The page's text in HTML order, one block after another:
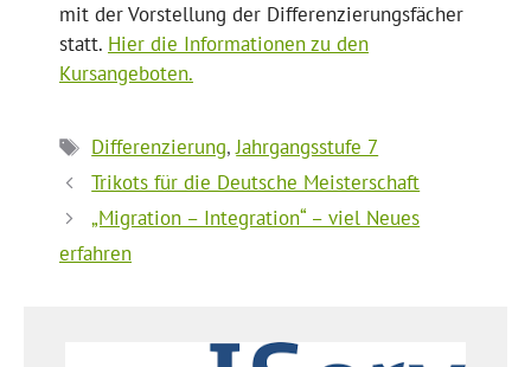
mit der Vorstellung der Differenzierungsfächer
statt. Hier die Informationen zu den
Kursangeboten.
Schlagwörter
Differenzierung,Jahrgangsstufe 7
Trikots für die Deutsche Meisterschaft
„Migration – Integration“ – viel Neues
erfahren